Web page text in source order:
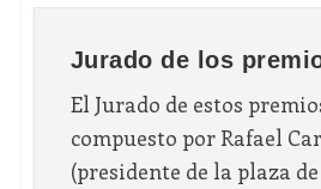
Jurado de los
El Jurado de estos
compuesto por Rafael
(presidente de la plaza